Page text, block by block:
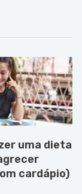
uma dieta
cardápio)